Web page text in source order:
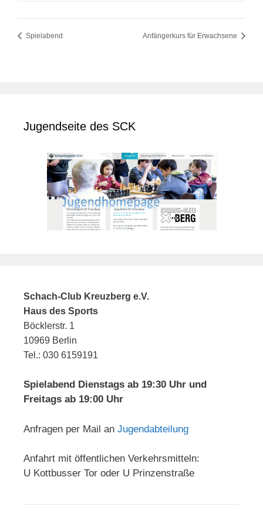
Spielabend Anfängerkurs für Erwachsene
Jugendseite des SCK
Schach-Club Kreuzberg e.V.
Haus des Sports
Böcklerstr. 1
10969 Berlin
Tel.: 030 6159191
Spielabend Dienstags ab 19:30 Uhr und
Freitags ab 19:00 Uhr
Anfragen per Mail an Jugendabteilung
Anfahrt mit öffentlichen Verkehrsmitteln:
U Kottbusser Tor oder U Prinzenstraße